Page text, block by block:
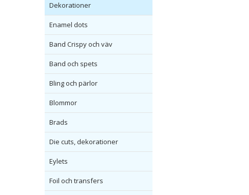
Dekorationer
Enamel dots
Band Crispy och väv
Band och spets
Bling och pärlor
Blommor
Brads
Die cuts, dekorationer
Eylets
Foil och transfers